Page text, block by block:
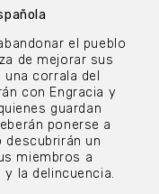
el pueblo
de mejorar sus
corrala del
con Engracia y
guardan
ponerse a
un
miembros a
y la delincuencia.